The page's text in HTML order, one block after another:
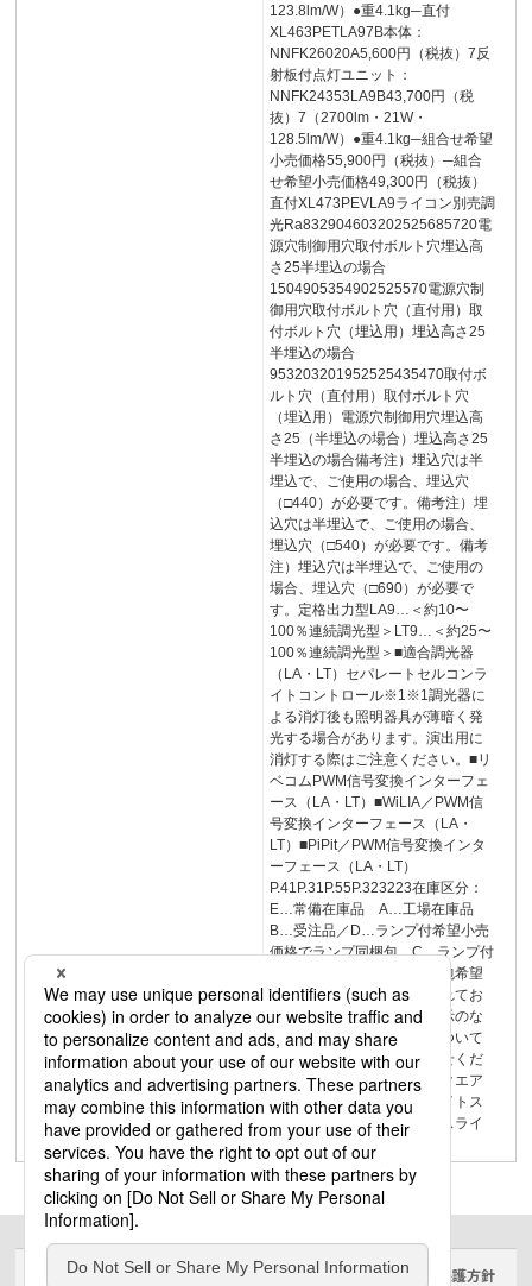
123.8lm/W）●重4.1kg─直付
XL463PETLA97B本体：
NNFK26020A5,600円（税抜）7反
射板付点灯ユニット：
NNFK24353LA9B43,700円（税
抜）7（2700lm・21W・
128.5lm/W）●重4.1kg─組合せ希望
小売価格55,900円（税抜）─組合
せ希望小売価格49,300円（税抜）
直付XL473PEVLA9ライコン別売調
光Ra832904603202525685720電
源穴制御用穴取付ボルト穴埋込高
さ25半埋込の場合
1504905354902525570電源穴制
御用穴取付ボルト穴（直付用）取
付ボルト穴（埋込用）埋込高さ25
半埋込の場合
953203201952525435470取付ボ
ルト穴（直付用）取付ボルト穴
（埋込用）電源穴制御用穴埋込高
さ25（半埋込の場合）埋込高さ25
半埋込の場合備考注）埋込穴は半
埋込で、ご使用の場合、埋込穴
（□440）が必要です。備考注）埋
込穴は半埋込で、ご使用の場合、
埋込穴（□540）が必要です。備考
注）埋込穴は半埋込で、ご使用の
場合、埋込穴（□690）が必要で
す。定格出力型LA9…＜約10〜
100％連続調光型＞LT9…＜約25〜
100％連続調光型＞■適合調光器
（LA・LT）セパレートセルコンラ
イトコントロール※1※1調光器に
よる消灯後も照明器具が薄暗く発
光する場合があります。演出用に
消灯する際はご注意ください。■リ
ベコムPWM信号変換インターフェ
ース（LA・LT）■WiLIA／PWM信
号変換インターフェース（LA・
LT）■PiPit／PWM信号変換インタ
ーフェース（LA・LT）
P.41P.31P.55P.323223在庫区分：
E…常備在庫品 A…工場在庫品
B…受注品／D…ランプ付希望小売
価格でランプ同梱包 C…ランプ付
希望小売価格でランプ別梱包希望
小売価格には消費税は含まれてお
りません。希望小売価格表示のな
い商品の納期および価格について
は、お取引先にお問い合わせくだ
さい。スクエアシリーズスクエア
光源タイプ一体型ベースライトス
クエアシリーズ一体型ベースライ
トスクエアシリーズ
サイトのご利用にあたって クッキーポリシー 個人情報保護方針